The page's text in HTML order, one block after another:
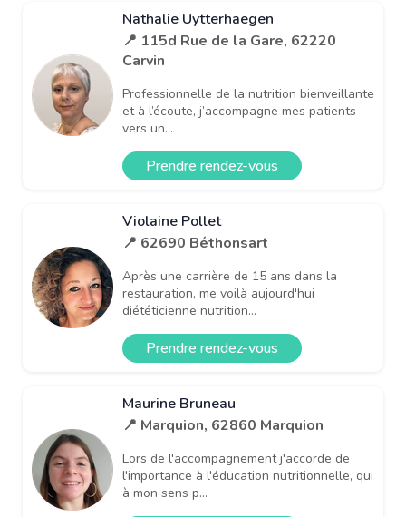
Nathalie Uytterhaegen
📍 115d Rue de la Gare, 62220
Carvin
Professionnelle de la nutrition bienveillante
et à l’écoute, j’accompagne mes patients
vers un...
Prendre rendez-vous
Violaine Pollet
📍 62690 Béthonsart
Après une carrière de 15 ans dans la
restauration, me voilà aujourd'hui
diététicienne nutrition...
Prendre rendez-vous
Maurine Bruneau
📍 Marquion, 62860 Marquion
Lors de l'accompagnement j'accorde de
l'importance à l'éducation nutritionnelle, qui
à mon sens p...